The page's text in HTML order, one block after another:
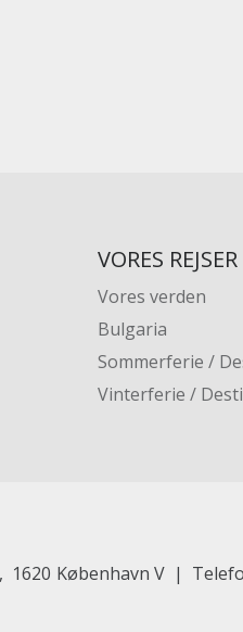
VORES REJSER
Vores verden
Bulgaria
Sommerferie /
Vinterferie /
1620 København V